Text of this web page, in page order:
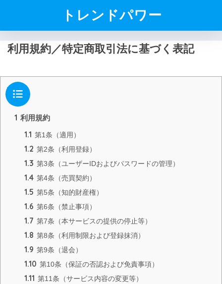
トレンドパワー
利用規約／特定商取引法に基づく表記
目次
1 利用規約
1.1 第1条（適用）
1.2 第2条（利用登録）
1.3 第3条（ユーザーIDおよびパスワードの管理）
1.4 第4条（売買契約）
1.5 第5条（知的財産権）
1.6 第6条（禁止事項）
1.7 第7条（本サービスの提供の停止等）
1.8 第8条（利用制限および登録抹消）
1.9 第9条（退会）
1.10 第10条（保証の否認および免責事項）
1.11 第11条（サービス内容の変更等）